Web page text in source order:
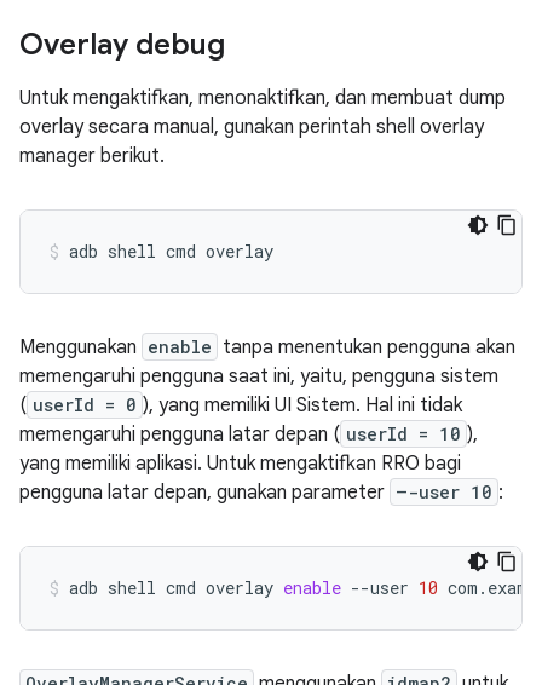
Overlay debug
Untuk mengaktifkan, menonaktifkan, dan membuat dump
overlay secara manual, gunakan perintah shell overlay
manager berikut.
adb shell cmd overlay
Menggunakan enable tanpa menentukan pengguna akan
memengaruhi pengguna saat ini, yaitu, pengguna sistem
( userId = 0 ), yang memiliki UI Sistem. Hal ini tidak
memengaruhi pengguna latar depan ( userId = 10 ),
yang memiliki aplikasi. Untuk mengaktifkan RRO bagi
pengguna latar depan, gunakan parameter –-user 10 :
adb shell cmd overlay enable --user 10